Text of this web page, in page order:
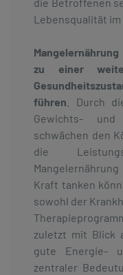
Lebensqualität im
zu einer
führen . Durch
Gewichts- und
schwächen den
die
Kraft tanken
sowohl der
zuletzt mit Blick
gute Energie-
zentraler